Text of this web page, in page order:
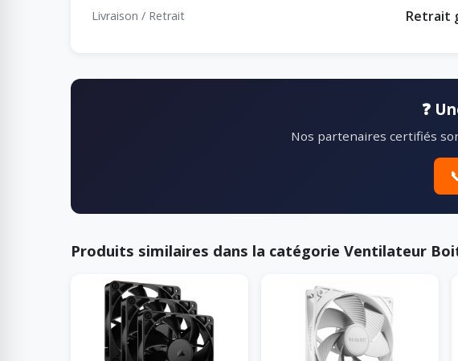
Livraison / Retrait Retrait
❓
Nos partenaires certifiés
Produits similaires dans la catégorie Ventilateur